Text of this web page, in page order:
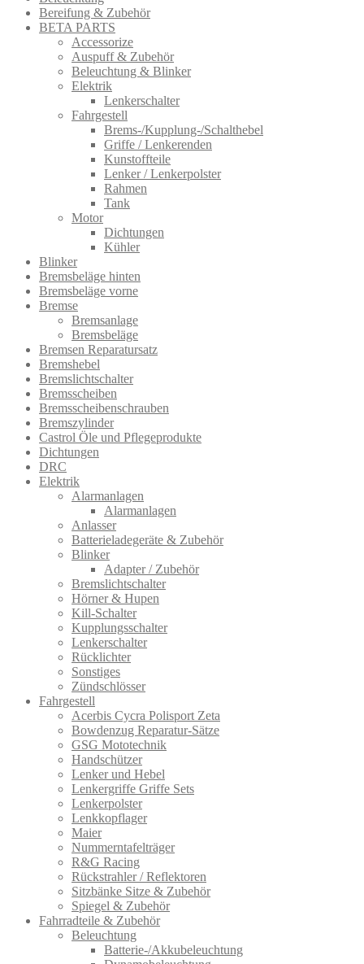
Bereifung & Zubehör
BETA PARTS
Accessorize
Auspuff & Zubehör
Beleuchtung & Blinker
Elektrik
Lenkerschalter
Fahrgestell
Brems-/Kupplung-/Schalthebel
Griffe / Lenkerenden
Kunstoffteile
Lenker / Lenkerpolster
Rahmen
Tank
Motor
Dichtungen
Kühler
Blinker
Bremsbeläge hinten
Bremsbeläge vorne
Bremse
Bremsanlage
Bremsbeläge
Bremsen Reparatursatz
Bremshebel
Bremslichtsch​alter
Bremsscheiben
Bremsscheibenschrauben
Bremszylinder
Castrol Öle und Pflegeprodukte
Dichtungen
DRC
Elektrik
Alarmanlagen
Alarmanlagen
Anlasser
Batterieladegeräte & Zubehör
Blinker
Adapter / Zubehör
Bremslichtschalter
Hörner & Hupen
Kill-Schalter
Kupplungsschalter
Lenkerschalter
Rücklichter
Sonstiges
Zündschlösser
Fahrgestell
Acerbis Cycra Polisport Zeta
Bowdenzug Reparatur-Sätze
GSG Mototechnik
Handschützer
Lenker und Hebel
Lenkergriffe Griffe Sets
Lenkerpolster
Lenkkopflager
Maier
Nummerntafelträger
R&G Racing
Rückstrahler / Reflektoren
Sitzbänke Sitze & Zubehör
Spiegel & Zubehör
Fahrradteile & Zubehör
Beleuchtung
Batterie-/Akkubeleuchtung